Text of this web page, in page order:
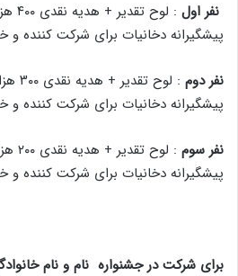
نفر اول
:
پیشگیرانه دخانیات برای شرکت کننده و
نفر دوم
:
پیشگیرانه دخانیات برای شرکت کننده و
نفر سوم
:
پیشگیرانه دخانیات برای شرکت کننده و
برای شرکت در جشنواره نام و نام